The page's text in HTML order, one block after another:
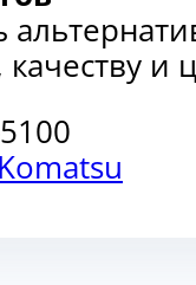
качеству
Komatsu